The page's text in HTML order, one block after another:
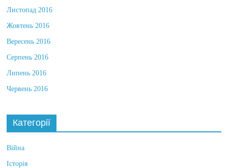
Листопад 2016
Жовтень 2016
Вересень 2016
Серпень 2016
Липень 2016
Червень 2016
Категорії
Війна
Історія